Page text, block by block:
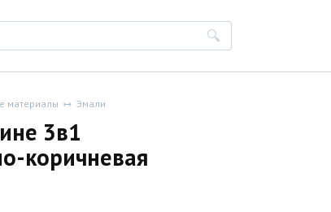
материалы Эмали
3в1
коричневая